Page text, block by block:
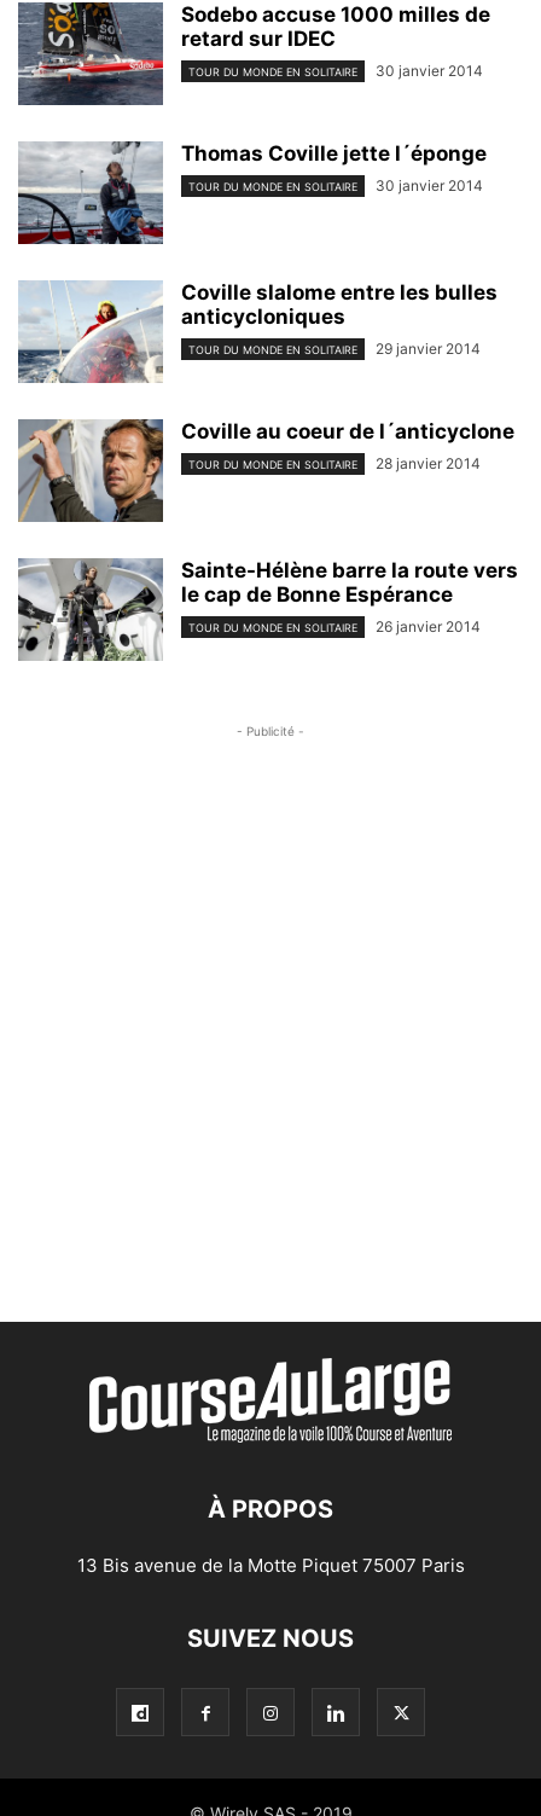
Sodebo accuse 1000 milles de
retard sur IDEC
TOUR DU MONDE EN SOLITAIRE 30 janvier 2014
Thomas Coville jette l´éponge
TOUR DU MONDE EN SOLITAIRE 30 janvier 2014
Coville slalome entre les bulles
anticycloniques
TOUR DU MONDE EN SOLITAIRE 29 janvier 2014
Coville au coeur de l´anticyclone
TOUR DU MONDE EN SOLITAIRE 28 janvier 2014
Sainte-Hélène barre la route vers
le cap de Bonne Espérance
TOUR DU MONDE EN SOLITAIRE 26 janvier 2014
- Publicité -
À PROPOS
13 Bis avenue de la Motte Piquet 75007 Paris
SUIVEZ NOUS